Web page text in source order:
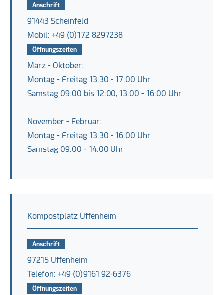
Anschrift
91443 Scheinfeld
Mobil: +49 (0)172 8297238
Öffnungszeiten
März - Oktober:
Montag - Freitag 13:30 - 17:00 Uhr
Samstag 09:00 bis 12:00, 13:00 - 16:00 Uhr
November - Februar:
Montag - Freitag 13:30 - 16:00 Uhr
Samstag 09:00 - 14:00 Uhr
Kompostplatz Uffenheim
Anschrift
97215 Uffenheim
Telefon: +49 (0)9161 92-6376
Öffnungszeiten